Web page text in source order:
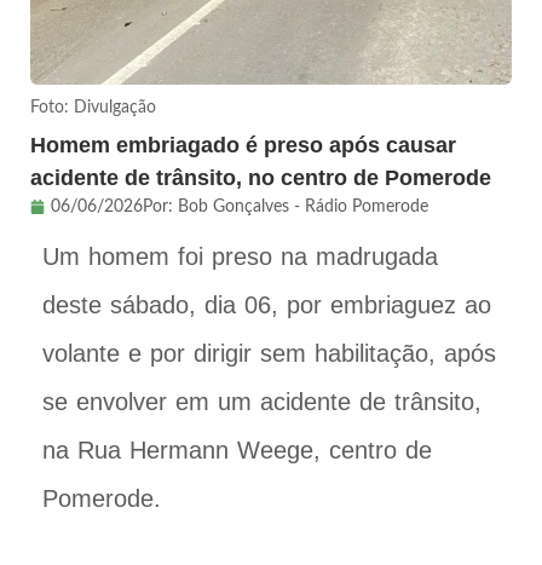
Foto: Divulgação
Homem embriagado é preso após causar
acidente de trânsito, no centro de Pomerode
06/06/2026Por: Bob Gonçalves - Rádio Pomerode
Um homem foi preso na madrugada
deste sábado, dia 06, por embriaguez ao
volante e por dirigir sem habilitação, após
se envolver em um acidente de trânsito,
na Rua Hermann Weege, centro de
Pomerode.